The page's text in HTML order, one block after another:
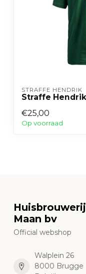
STRAFFE HENDRIK
Straffe
€25,00
Op voorraad
Maan bv
Official webshop
Walplein 26
8000 Brugge